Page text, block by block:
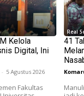
Kelola
Digital, Ini
- 5 Agustus 2026
Fakultas
Real
41